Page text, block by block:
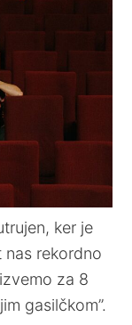
ker je
nas rekordno
za 8
gasilčkom”.